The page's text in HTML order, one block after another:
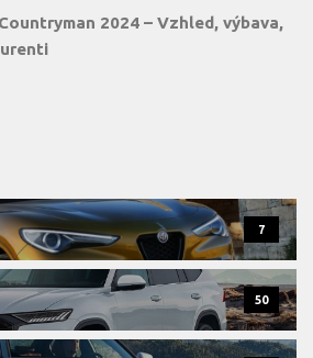
2024 – Vzhled, výbava,
7
50